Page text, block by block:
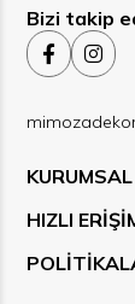
Bizi takip
KURUMSAL
HIZLI